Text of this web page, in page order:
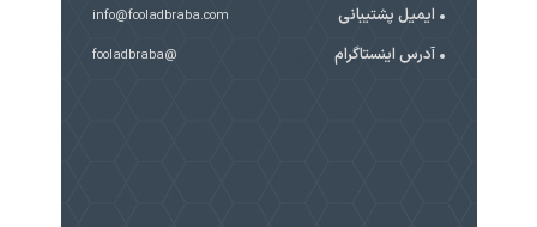
ایمیل پشتیبانی info@fooladbraba.com
آدرس اینستاگرام @fooladbraba